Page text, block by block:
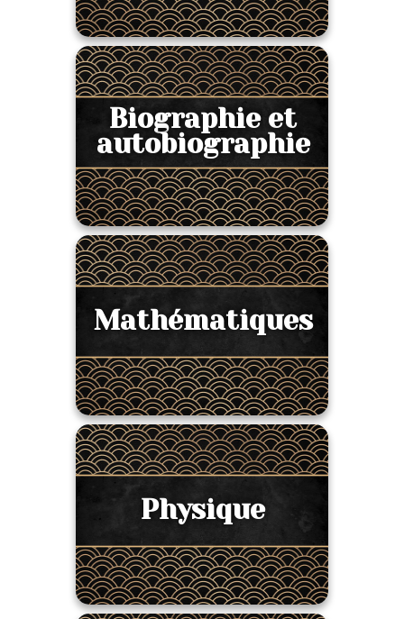
Biographie et
autobiographie
Mathématiques
Physique